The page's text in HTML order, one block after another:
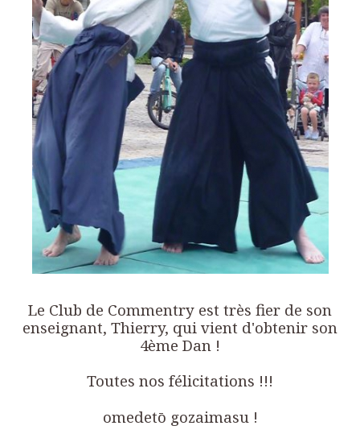
Le Club de Commentry est très fier de son
enseignant, Thierry, qui vient d'obtenir son
4ème Dan !
Toutes nos félicitations !!!
omedetō gozaimasu !